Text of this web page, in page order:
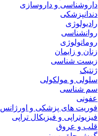
داروشناسی و داروسازی
دندانپزشکی
رادیولوژی
روانشناسی
روماتولوژی
زنان و زایمان
زیست شناسی
ژنتیک
سلولی و مولکولی
سم شناسی
عفونی
فوریت های پزشکی و اورژانس
فیزیوتراپی و فیزیکال تراپی
قلب و عروق